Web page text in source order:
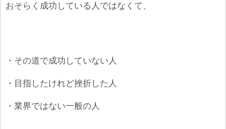
おそらく成功している人ではなくて、
・その道で成功していない人
・目指したけれど挫折した人
・業界ではない一般の人